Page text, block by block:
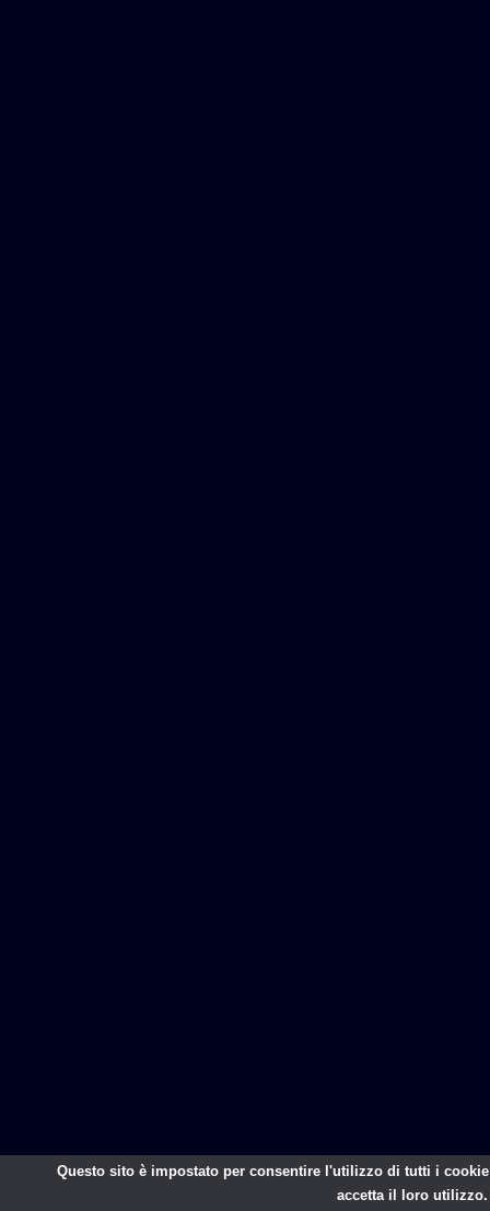
Questo sito è impostato per consentire l'utilizzo di tutti i
accetta il loro